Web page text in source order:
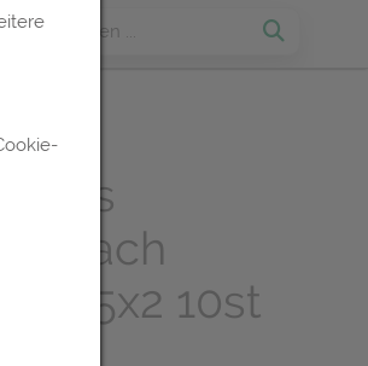
es
8fach
5x2 10st